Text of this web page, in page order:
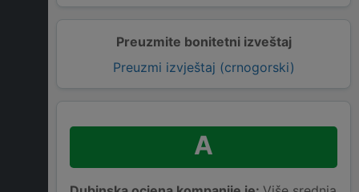
Preuzmite bonitetni izveštaj
Preuzmi izvještaj (crnogorski)
A